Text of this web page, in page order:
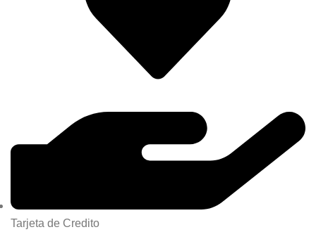
Tarjeta de Credito